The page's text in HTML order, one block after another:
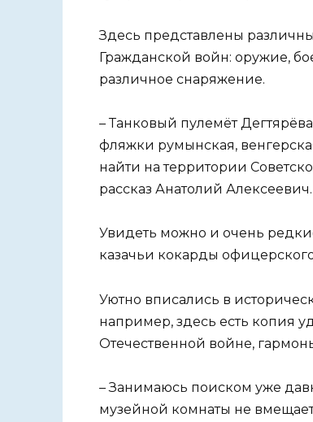
Здесь представлены
Гражданской войн: оружие,
различное снаряжение.
– Танковый пулемёт
фляжки румынская,
найти на территории
рассказ Анатолий Алексеевич.
Увидеть можно и очень
казачьи кокарды
Уютно вписались в
например, здесь есть копия
Отечественной войне,
– Занимаюсь поиском уже
музейной комнаты не